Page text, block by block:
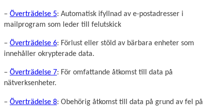
– Överträdelse 5: Automatisk ifyllnad av e-postadresser i
mailprogram som leder till felutskick
– Överträdelse 6: Förlust eller stöld av bärbara enheter som
innehåller okrypterade data.
– Överträdelse 7: För omfattande åtkomst till data på
nätverksenheter.
– Överträdelse 8: Obehörig åtkomst till data på grund av fel på